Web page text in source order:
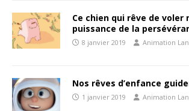
Ce chien qui rêve de voler
puissance de la
8 janvier 2019 Animation
Nos rêves d’enfance
1 janvier 2019 Animation